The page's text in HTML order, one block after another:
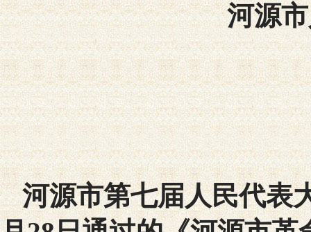
河源
河源市第七届人民代表